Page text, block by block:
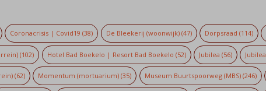
Coronacrisis | Covid19 (38) De Bleekerij (woonwijk)(47) Dorpsraad (114)
(102) Hotel Bad Boekelo | Resort Bad Boekelo (52) Jubilea (56) Jubilea
(62) Momentum (mortuarium) (35) Museum Buurtspoorweg (MBS)(246)